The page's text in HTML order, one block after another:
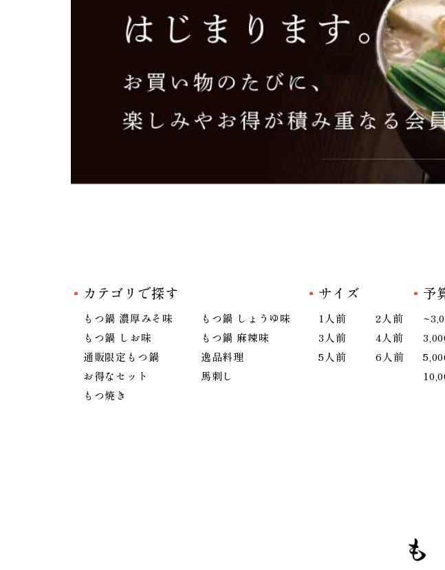
カテゴリで探す
もつ鍋 濃厚みそ味
もつ鍋 しょうゆ味
もつ鍋 しお味
もつ鍋 麻辣味
通販限定もつ鍋
逸品料理
お得なセット
馬刺し
もつ焼き
サイズ
1人前
2人前
3人前
4人前
5人前
6人前
予